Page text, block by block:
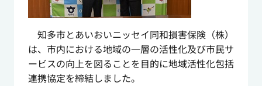
知多市とあいおいニッセイ同和損害保険（株）
は、市内における地域の一層の活性化及び市民サ
ービスの向上を図ることを目的に地域活性化包括
連携協定を締結しました。